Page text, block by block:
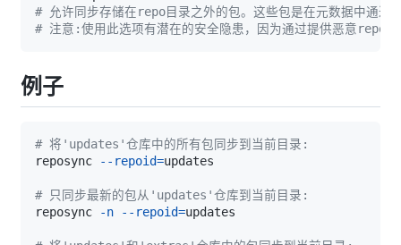
# 允许同步存储在repo目录之外的包。这些包是在元数据中通
# 注意:使用此选项有潜在的安全隐患，因为通过提供恶意
例子
# 将'updates'仓库中的所有包同步到当前目录:
reposync
--repoid=
# 只同步最新的包从'updates'仓库到当前目录:
reposync
-n --repoid=